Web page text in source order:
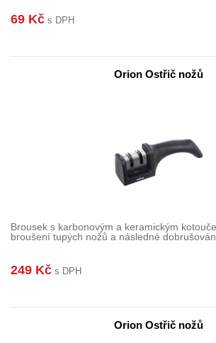
69 Kč s DPH
Orion Ostřič nožů
Brousek s karbonovým a keramickým
broušení tupých nožů a následné
249 Kč s DPH
Orion Ostřič nožů